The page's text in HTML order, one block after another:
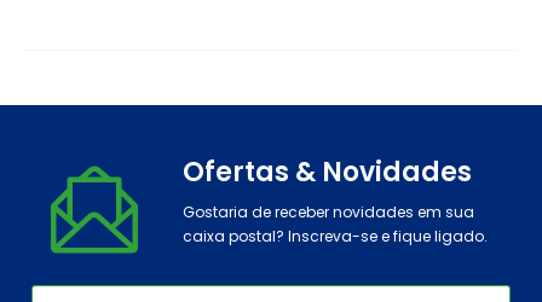
Ofertas & Novidades
Gostaria de receber novidades em sua
caixa postal? Inscreva-se e fique ligado.